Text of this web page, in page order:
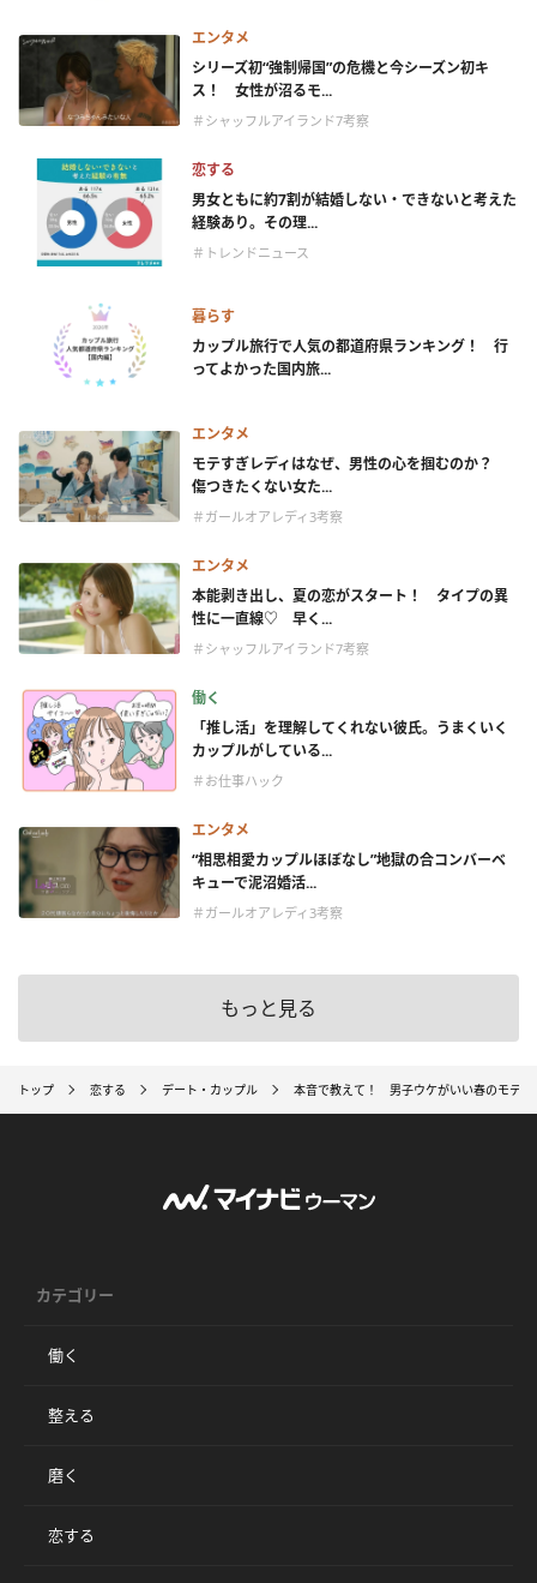
エンタメ
シリーズ初“強制帰国”の危機と今シーズン初キ
ス！ 女性が沼るモ...
＃シャッフルアイランド7考察
恋する
男女ともに約7割が結婚しない・できないと考えた
経験あり。その理...
＃トレンドニュース
暮らす
カップル旅行で人気の都道府県ランキング！ 行
ってよかった国内旅...
エンタメ
モテすぎレディはなぜ、男性の心を掴むのか？
傷つきたくない女た...
＃ガールオアレディ3考察
エンタメ
本能剥き出し、夏の恋がスタート！ タイプの異
性に一直線♡ 早く...
＃シャッフルアイランド7考察
働く
「推し活」を理解してくれない彼氏。うまくいく
カップルがしている...
＃お仕事ハック
エンタメ
“相思相愛カップルほぼなし”地獄の合コンバーベ
キューで泥沼婚活...
＃ガールオアレディ3考察
もっと見る
トップ 恋する デート・カップル 本音で教えて！ 男子ウケがいい春のモテ
カテゴリー
働く
整える
磨く
恋する